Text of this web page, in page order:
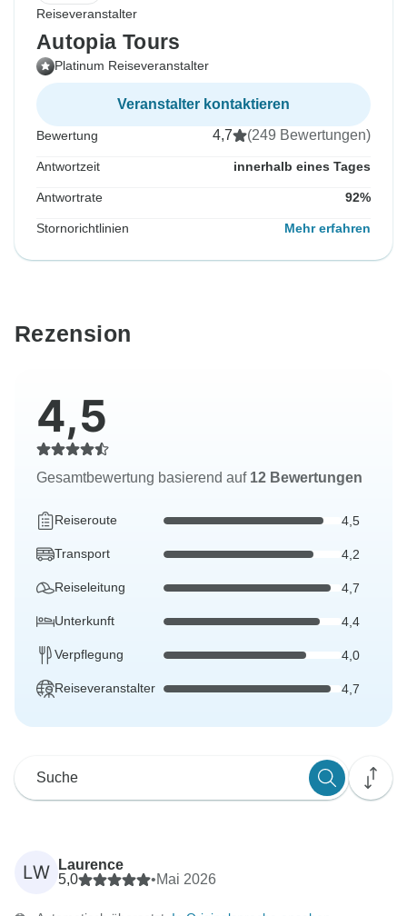
Reiseveranstalter
Autopia Tours
Platinum Reiseveranstalter
Veranstalter kontaktieren
Bewertung 4,7 (249 Bewertungen)
Antwortzeit innerhalb eines Tages
Antwortrate 92%
Stornorichtlinien Mehr erfahren
Rezension
4,5
Gesamtbewertung basierend auf 12 Bewertungen
Reiseroute 4,5
Transport 4,2
Reiseleitung 4,7
Unterkunft 4,4
Verpflegung 4,0
Reiseveranstalter 4,7
LW
Laurence
5,0
•Mai 2026